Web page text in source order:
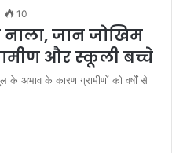
10
जान जोखिम
और स्कूली बच्चे
के अभाव के कारण ग्रामीणों को वर्षों से